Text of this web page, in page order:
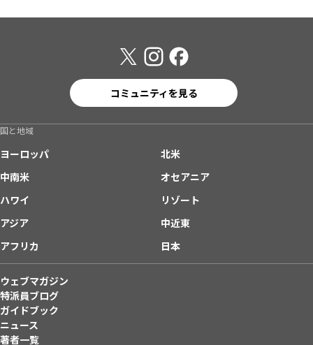
コミュニティを見る
国と地域
ヨーロッパ
北米
中南米
オセアニア
ハワイ
リゾート
アジア
中近東
アフリカ
日本
ウェブマガジン
特派員ブログ
ガイドブック
ニュース
著者一覧